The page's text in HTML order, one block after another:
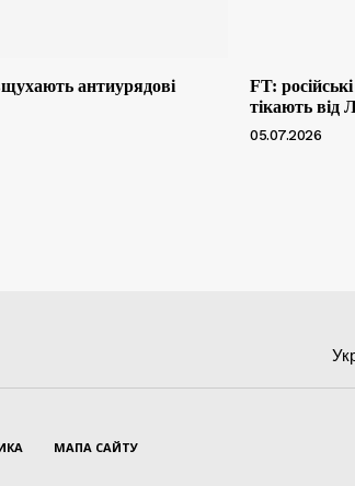
антиурядові
FT:
тікають від
05.07.2026
МАПА САЙТУ